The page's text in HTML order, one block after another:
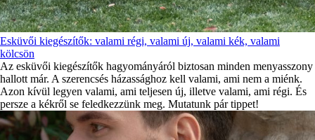
Esküvői kiegészítők: valami régi, valami új, valami kék, valami
kölcsön
Az esküvői kiegészítők hagyományáról biztosan minden menyasszony
hallott már. A szerencsés házassághoz kell valami, ami nem a miénk.
Azon kívül legyen valami, ami teljesen új, illetve valami, ami régi. És
persze a kékről se feledkezzünk meg. Mutatunk pár tippet!